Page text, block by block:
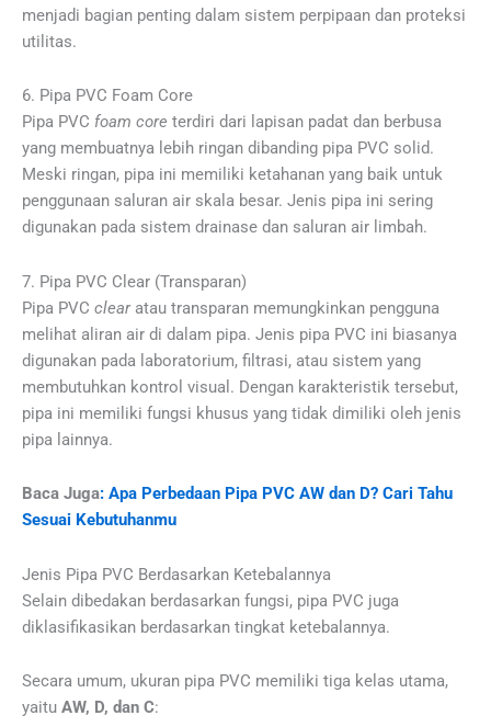
menjadi bagian penting dalam sistem perpipaan dan proteksi
utilitas.
6. Pipa PVC Foam Core
Pipa PVC foam core terdiri dari lapisan padat dan berbusa
yang membuatnya lebih ringan dibanding pipa PVC solid.
Meski ringan, pipa ini memiliki ketahanan yang baik untuk
penggunaan saluran air skala besar. Jenis pipa ini sering
digunakan pada sistem drainase dan saluran air limbah.
7. Pipa PVC Clear (Transparan)
Pipa PVC clearatau transparan memungkinkan pengguna
melihat aliran air di dalam pipa. Jenis pipa PVC ini biasanya
digunakan pada laboratorium, filtrasi, atau sistem yang
membutuhkan kontrol visual. Dengan karakteristik tersebut,
pipa ini memiliki fungsi khusus yang tidak dimiliki oleh jenis
pipa lainnya.
Baca Juga: Apa Perbedaan Pipa PVC AW dan D? Cari Tahu
Sesuai Kebutuhanmu
Jenis Pipa PVC Berdasarkan Ketebalannya
Selain dibedakan berdasarkan fungsi, pipa PVC juga
diklasifikasikan berdasarkan tingkat ketebalannya.
Secara umum, ukuran pipa PVC memiliki tiga kelas utama,
yaitu AW, D, dan C: